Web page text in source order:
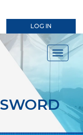
LOG IN
Toggle